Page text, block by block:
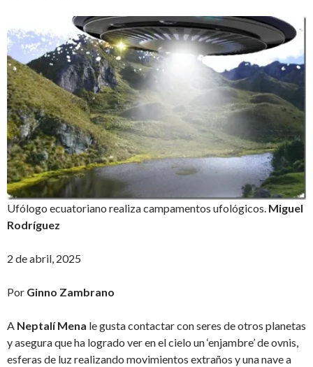
Ufólogo ecuatoriano realiza campamentos ufológicos. Miguel
Rodríguez
2 de abril, 2025
Por Ginno Zambrano
A Neptalí Mena le gusta contactar con seres de otros planetas
y asegura que ha logrado ver en el cielo un ‘enjambre’ de ovnis,
esferas de luz realizando movimientos extraños y una nave a